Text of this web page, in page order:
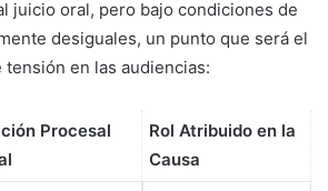
juicio oral, pero bajo condiciones de
desiguales, un punto que será el
en las audiencias:
Procesal
Rol Atribuido en la
Causa